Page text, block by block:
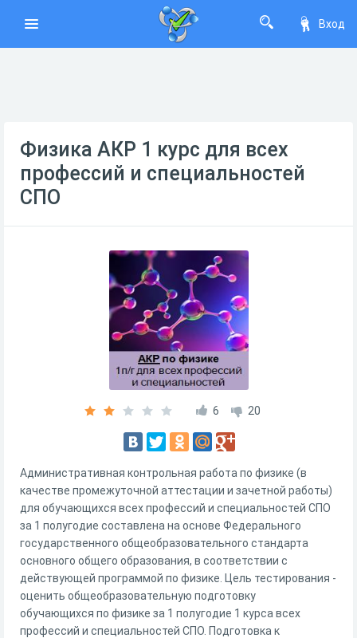
Вход
Физика АКР 1 курс для всех
профессий и специальностей
СПО
6 20
Административная контрольная работа по физике (в
качестве промежуточной аттестации и зачетной работы)
для обучающихся всех профессий и специальностей СПО
за 1 полугодие составлена на основе Федерального
государственного общеобразовательного стандарта
основного общего образования, в соответствии с
действующей программой по физике. Цель тестирования -
оценить общеобразовательную подготовку
обучающихся по физике за 1 полугодие 1 курса всех
профессий и специальностей СПО. Подготовка к